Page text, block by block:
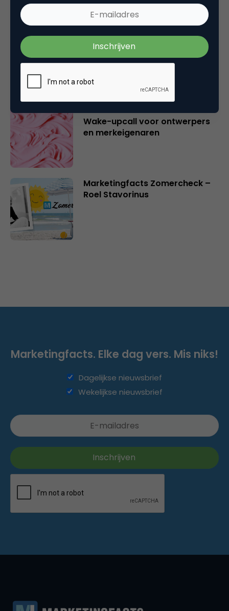
Marketingfacts Zomercheck –
Durk Bosma
Rebel with or without a cause?
Wake-upcall voor ontwerpers
en merkeigenaren
Marketingfacts Zomercheck –
Roel Stavorinus
Marketingfacts. Elke dag vers. Mis niks!
Dagelijkse nieuwsbrief
Wekelijkse nieuwsbrief